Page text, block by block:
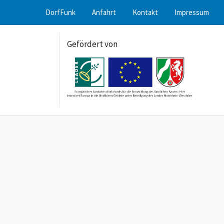
DorfFunk Anfahrt Kontakt Impressum
Gefördert von